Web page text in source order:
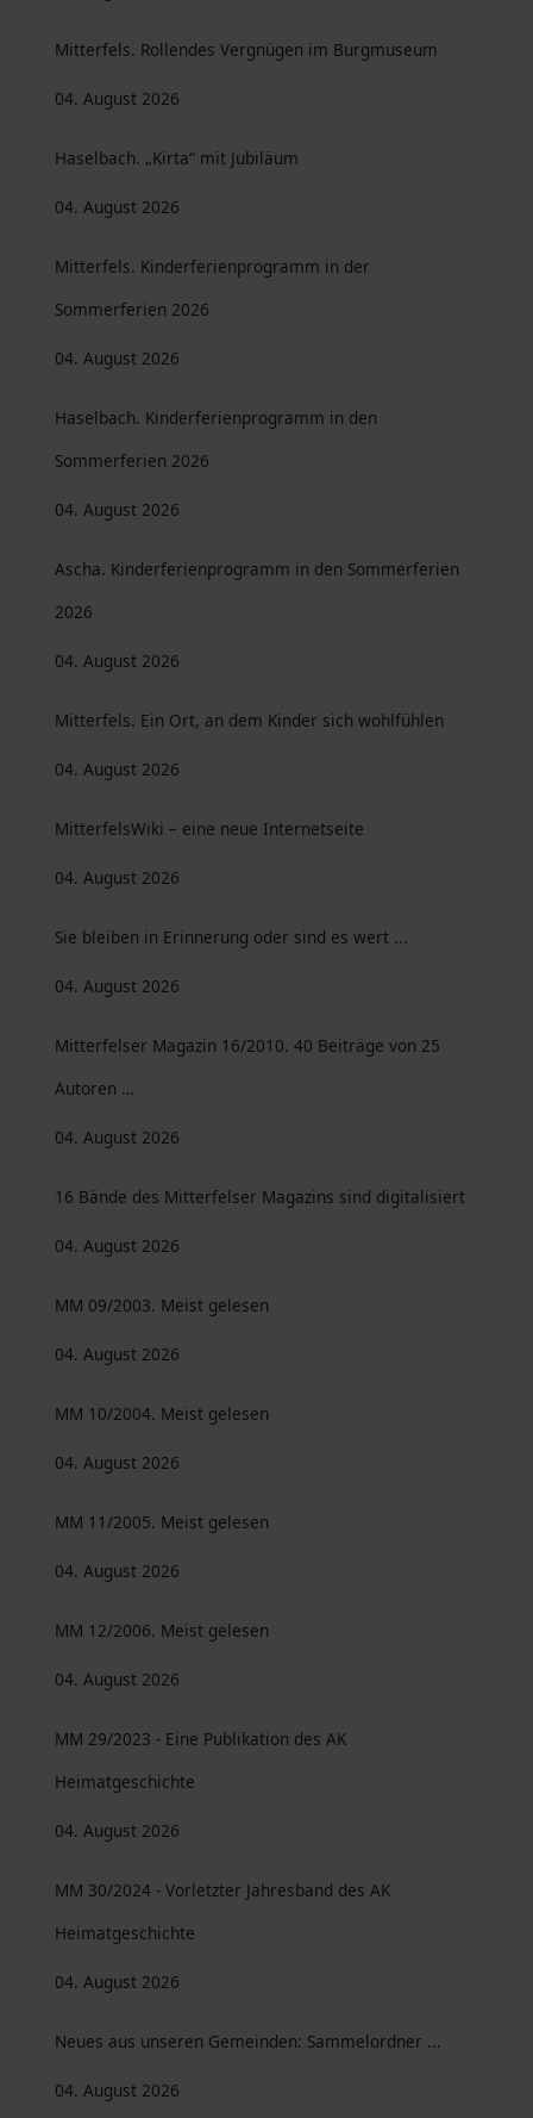
Mitterfels. Rollendes Vergnügen im Burgmuseum
04. August 2026
Haselbach. „Kirta“ mit Jubiläum
04. August 2026
Mitterfels. Kinderferienprogramm in der
Sommerferien 2026
04. August 2026
Haselbach. Kinderferienprogramm in den
Sommerferien 2026
04. August 2026
Ascha. Kinderferienprogramm in den Sommerferien
2026
04. August 2026
Mitterfels. Ein Ort, an dem Kinder sich wohlfühlen
04. August 2026
MitterfelsWiki – eine neue Internetseite
04. August 2026
Sie bleiben in Erinnerung oder sind es wert ...
04. August 2026
Mitterfelser Magazin 16/2010. 40 Beiträge von 25
Autoren …
04. August 2026
16 Bände des Mitterfelser Magazins sind digitalisiert
04. August 2026
MM 09/2003. Meist gelesen
04. August 2026
MM 10/2004. Meist gelesen
04. August 2026
MM 11/2005. Meist gelesen
04. August 2026
MM 12/2006. Meist gelesen
04. August 2026
MM 29/2023 - Eine Publikation des AK
Heimatgeschichte
04. August 2026
MM 30/2024 - Vorletzter Jahresband des AK
Heimatgeschichte
04. August 2026
Neues aus unseren Gemeinden: Sammelordner ...
04. August 2026